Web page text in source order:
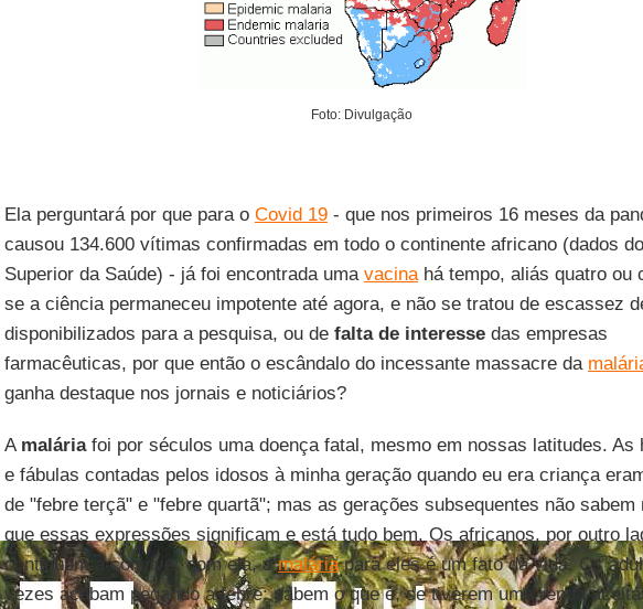
Foto: Divulgação
Ela perguntará por que para o Covid 19- que nos primeiros 16 meses da
causou 134.600 vítimas confirmadas em todo o continente africano (dados
Superior da Saúde) - já foi encontrada uma vacinahá tempo, aliás quatro ou
se a ciência permaneceu impotente até agora, e não se tratou de escassez
disponibilizados para a pesquisa, ou de falta de interessedas empresas
farmacêuticas, por que então o escândalo do incessante massacre da
ganha destaque nos jornais e noticiários?
A maláriafoi por séculos uma doença fatal, mesmo em nossas latitudes. As
e fábulas contadas pelos idosos à minha geração quando eu era criança
de "febre terçã" e "febre quartã"; mas as gerações subsequentes não sabem
que essas expressões significam e está tudo bem. Os africanos, por outro
continuam a conviver com ela, amaláriapara eles é um fato da vida. Os
vezes acabam pegando a febre: sabem o que é, se tiverem uma renda